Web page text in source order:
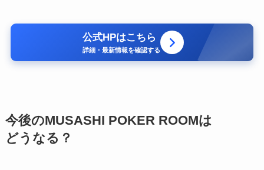
公式HPはこちら
詳細・最新情報を確認する
今後のMUSASHI POKER ROOMは
どうなる？